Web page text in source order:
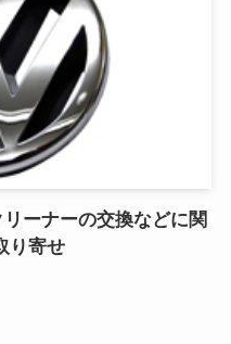
ーナーの交換などに関
り寄せ